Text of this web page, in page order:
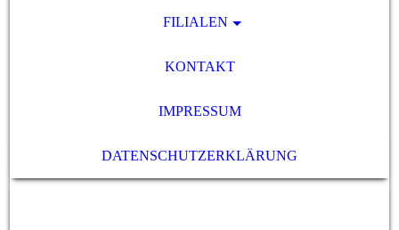
FILIALEN
KONTAKT
IMPRESSUM
DATENSCHUTZERKLÄRUNG